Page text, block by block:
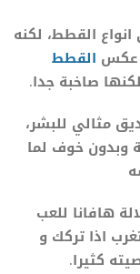
القطط، لكنه
عكس القطط
صاخبة جدا.
مثالي للبشر،
وبدون خوف لما
هافانا للعب
اذا تركك و
كثيرا.